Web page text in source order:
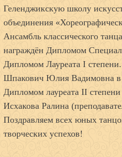
Геленджикскую школу
объединения
Ансамбль классического
награждён Дипломом
Дипломом Лауреата I
Шпакович Юлия Вадимовна
Дипломом лауреата II
Исхакова Ралина
Поздравляем всех юных
творческих успехов!